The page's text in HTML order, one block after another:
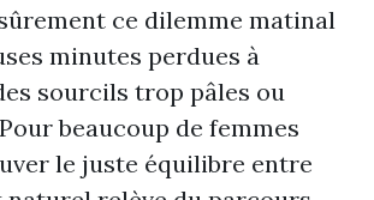
ce dilemme matinal
minutes perdues à
sourcils trop pâles ou
beaucoup de femmes
le juste équilibre entre